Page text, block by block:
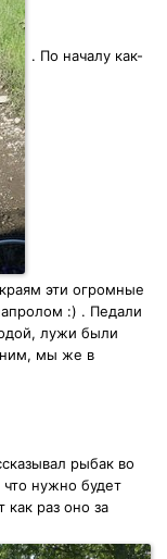
. По началу как-
эти огромные
:) . Педали
лужи были
ним, мы же в
рыбак во
нужно будет
как раз оно за